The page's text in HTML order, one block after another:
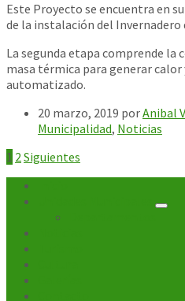
Este Proyecto se encuentra en
de la instalación del Invernadero
La segunda etapa comprende la
masa térmica para generar
automatizado.
20 marzo, 2019 porAnibal
Municipalidad, Noticias
Paginación
de
entradas
1 2Siguientes